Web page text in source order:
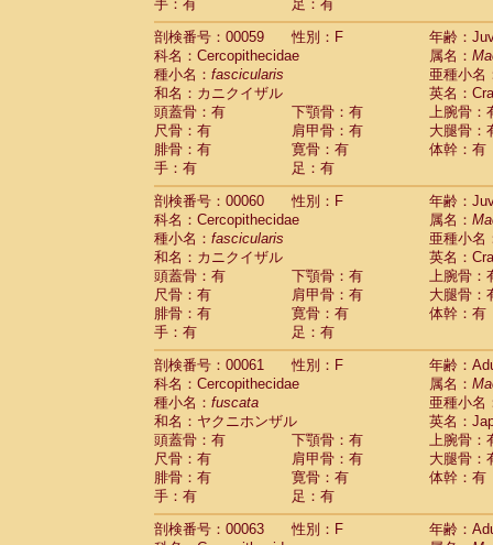
Scandentia Dendrogale melanura
Scandentia Ptilocercus lowii
ScandentiaTupaia glis
Scandentia
Scandentia
手：有
足：有
剖検番号：00059
性別：F
年齢：
科名：Cercopithecidae
属名：
種小名： fascicularis
亜種小名
和名：カニクイザル
英名：
頭蓋骨：有
下顎骨：有
上腕骨：
尺骨：有
肩甲骨：有
大腿骨：
腓骨：有
寛骨：有
体幹：有
手：有
足：有
剖検番号：00060
性別：F
年齢：
科名：Cercopithecidae
属名：
種小名： fascicularis
亜種小名
和名：カニクイザル
英名：
頭蓋骨：有
下顎骨：有
上腕骨：
尺骨：有
肩甲骨：有
大腿骨：
腓骨：有
寛骨：有
体幹：有
手：有
足：有
剖検番号：00061
性別：F
年齢：
科名：Cercopithecidae
属名：
種小名： fuscata
亜種小名
和名：ヤクニホンザル
英名：
頭蓋骨：有
下顎骨：有
上腕骨：
尺骨：有
肩甲骨：有
大腿骨：
腓骨：有
寛骨：有
体幹：有
手：有
足：有
剖検番号：00063
性別：F
年齢：